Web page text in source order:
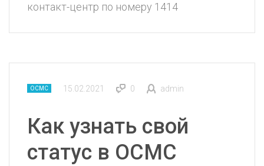
контакт-центр по номеру 1414
ОСМС 15.02.2021 0 admin
Как узнать свой
статус в ОСМС